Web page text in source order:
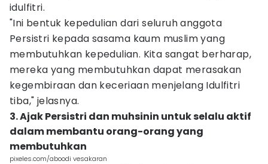
idulfitri.
"Ini bentuk kepedulian dari seluruh anggota
Persistri kepada sasama kaum muslim yang
membutuhkan kepedulian. Kita sangat berharap,
mereka yang membutuhkan dapat merasakan
kegembiraan dan keceriaan menjelang Idulfitri
tiba," jelasnya.
3. Ajak Persistri dan muhsinin untuk selalu aktif
dalam membantu orang-orang yang
membutuhkan
pixeles.com/aboodi vesakaran